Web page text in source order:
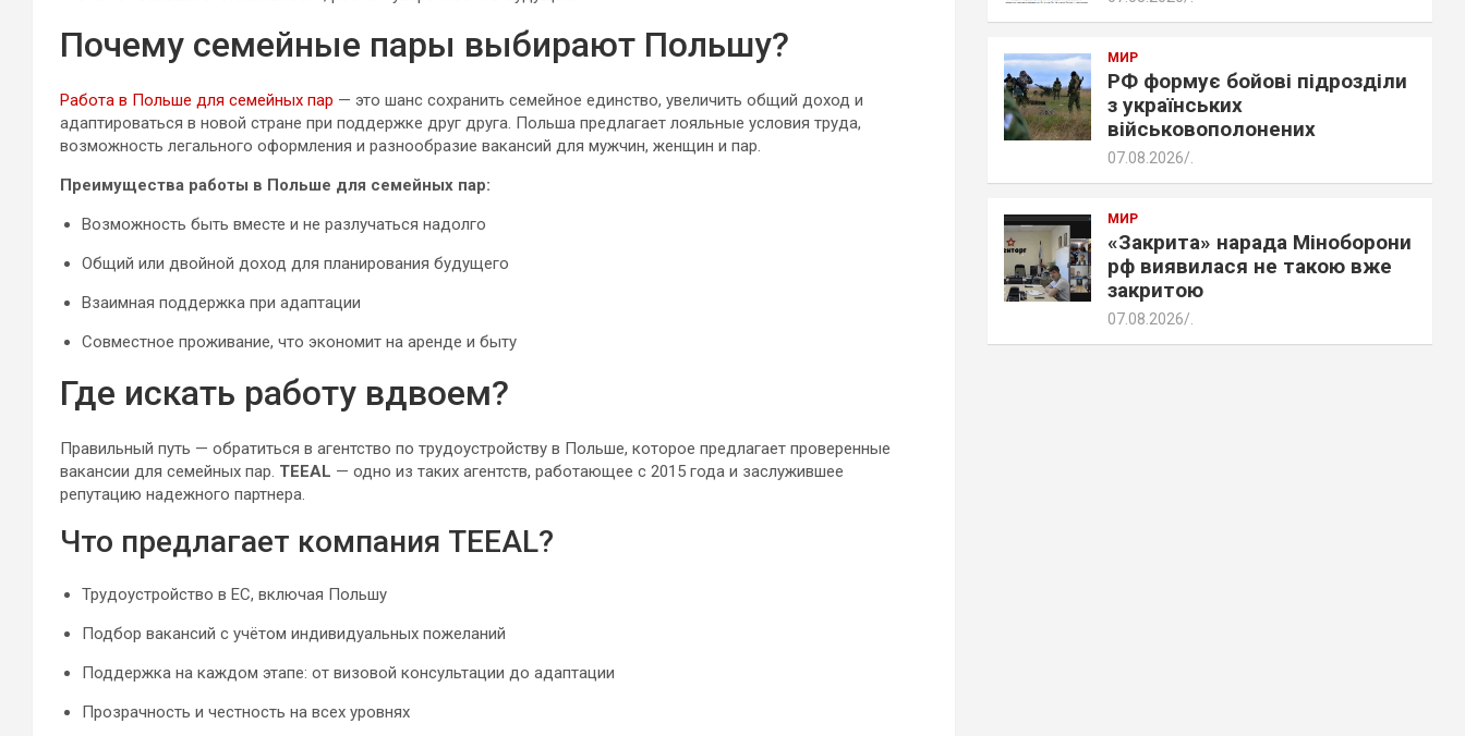
Почему семейные пары выбирают Польшу?
Работа в Польше для семейных пар — это шанс сохранить семейное единство, увеличить общий доход и
адаптироваться в новой стране при поддержке друг друга. Польша предлагает лояльные условия труда,
возможность легального оформления и разнообразие вакансий для мужчин, женщин и пар.
Преимущества работы в Польше для семейных пар:
Возможность быть вместе и не разлучаться надолго
Общий или двойной доход для планирования будущего
Взаимная поддержка при адаптации
Совместное проживание, что экономит на аренде и быту
Где искать работу вдвоем?
Правильный путь — обратиться в агентство по трудоустройству в Польше, которое предлагает проверенные
вакансии для семейных пар. TEEAL — одно из таких агентств, работающее с 2015 года и заслужившее
репутацию надежного партнера.
Что предлагает компания TEEAL?
Трудоустройство в ЕС, включая Польшу
Подбор вакансий с учётом индивидуальных пожеланий
Поддержка на каждом этапе: от визовой консультации до адаптации
Прозрачность и честность на всех уровнях
МИР
РФ формує бойові підрозділи
з українських
військовополонених
07.08.2026
МИР
«Закрита» нарада Міноборони
рф виявилася не такою вже
закритою
07.08.2026